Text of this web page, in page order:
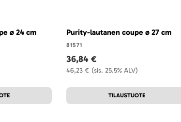
ø 24 cm Purity-lautanen coupe ø 27 cm
81571
(sis. 25.5% ALV)
46,23 €
36,84 €
TILAUSTUOTE